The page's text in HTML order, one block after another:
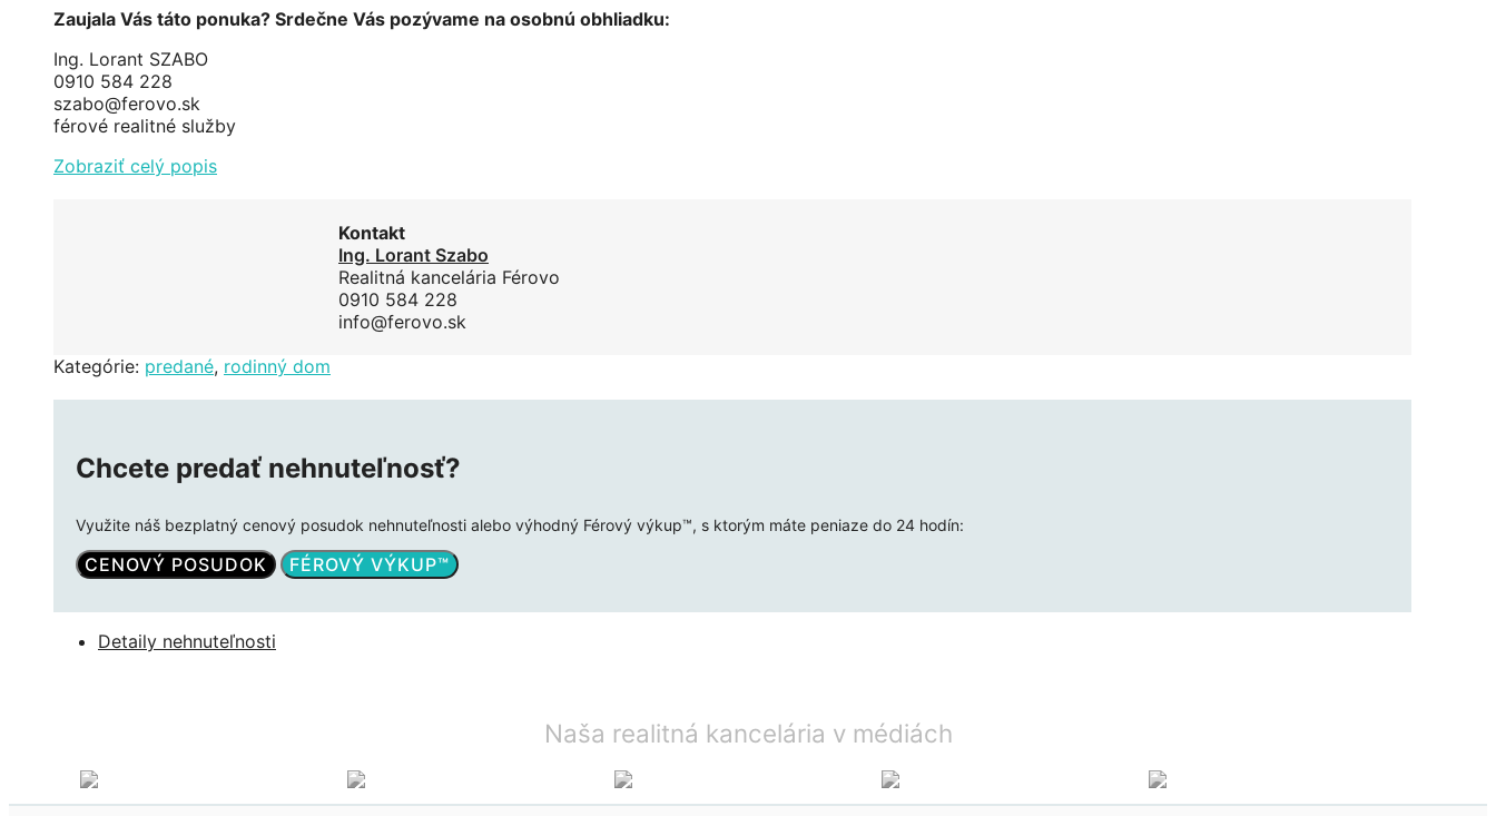
Zaujala Vás táto ponuka? Srdečne Vás pozývame na osobnú obhliadku:
Ing. Lorant SZABO
0910 584 228
szabo@ferovo.sk
férové realitné služby
Zobraziť celý popis
Kontakt
Ing. Lorant Szabo
Realitná kancelária Férovo
0910 584 228
info@ferovo.sk
Kategórie: predané, rodinný dom
Chcete predať nehnuteľnosť?
Využite náš bezplatný cenový posudok nehnuteľnosti alebo výhodný Férový výkup™, s ktorým máte peniaze do 24 hodín:
CENOVÝ POSUDOK FÉROVÝ VÝKUP™
Detaily nehnuteľnosti
Naša realitná kancelária v médiách